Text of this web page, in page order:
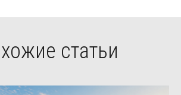
статьи